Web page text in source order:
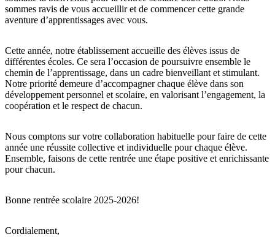
sommes ravis de vous accueillir et de commencer cette grande
aventure d’apprentissages avec vous.
Cette année, notre établissement accueille des élèves issus de
différentes écoles. Ce sera l’occasion de poursuivre ensemble le
chemin de l’apprentissage, dans un cadre bienveillant et stimulant.
Notre priorité demeure d’accompagner chaque élève dans son
développement personnel et scolaire, en valorisant l’engagement, la
coopération et le respect de chacun.
Nous comptons sur votre collaboration habituelle pour faire de cette
année une réussite collective et individuelle pour chaque élève.
Ensemble, faisons de cette rentrée une étape positive et enrichissante
pour chacun.
Bonne rentrée scolaire 2025-2026!
Cordialement,